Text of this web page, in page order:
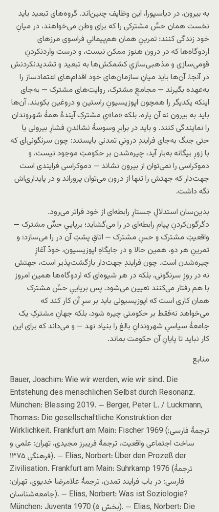
به بیرون، در دیاسپورا، این وظایف چنین‌اند. گروه‌های تبعید باید
نخست همان حسِّ مشترکی را که برای وطن می‌خواهند، در میانِ
خود زندگی کنند: تمرینِ همان هم‌پیمانیِ فراسوی مرزهای
اردوگاه‌ها که در درون هنوز ممکن نیست، و درست وارد‌نکردنِ
قومی‌سازی و مذهبی‌سازیِ کشمکش‌ها به تبعید و تشدید‌نکردنش
در آنجا. آن‌ها باید میانِ سازمان‌های خود اقدام‌های اعتمادساز را
به‌عهده بگیرند — مجامعِ مشترک، روایت‌های مشترک — به‌جای
اینکه یکدیگر را همچون اپوزیسیونِ راستین و دروغین بکوبند. آن‌ها
باید به بیرون نه آن پاره، بلکه «ما»یِ مشترکِ آیندهٔ همهٔ شهروندان
را نمایندگی کنند. و باید در برابرِ وسوسهٔ نشاندنِ فشارِ بیرونی یا
حتی جنگ به‌جای فرایندِ درونیِ تمدنی بایستند: چون سرنگونی‌ای که
با زورِ بیگانه به‌بار آید، چیره‌شدن بر حکومتِ موجود نیست، و
دموکراسی را نمی‌توان از بیرون نشاند — دموکراسی فرایندی است
جهت‌دار که جهتش را تنها از درون می‌توان پروراند و در پایداری‌اش
نگه داشت.
بدین‌سان استدلالِ جستارِ رابطه‌ای از خود فراتر می‌رود.
دگرگون‌کردنِ پیامِ رابطه‌ای در را می‌گشاید؛ برپاییِ حسِّ مشترک —
واقعیتِ مشترک و حسِ مشترک — اتاقِ پشتِ آن در را می‌سازد؛ و
تمرینِ هر دو، همین حالا و در جایگاهِ اپوزیسیون، خودْ آغازِ
چیره‌شدن است. چون فرایندِ جهت‌دار بازگشت‌پذیر است، جهتش
نه در روزِ سرنگونی، بلکه در هر شیوه‌ای که اردوگاه‌ها همین امروز
با هم رفتار می‌کنند تعیین می‌شود. پس برپاییِ حسِّ مشترک
همان کاری است که اپوزیسیونی باید بر سرِ آن کار کند که
می‌خواهد نه‌فقط بر حکومتی چیره شود، بلکه جهانِ مشترکِ یک
جامعهٔ سیاسیِ شهروندانِ بالغ را بنیاد نهد — و می‌داند که برای این
کار نباید تا پایانِ آن حکومت بماند.
منابع
Bauer, Joachim: Wie wir werden, wie wir sind. Die
Entstehung des menschlichen Selbst durch Resonanz.
München: Blessing 2019. — Berger, Peter L. / Luckmann,
Thomas: Die gesellschaftliche Konstruktion der
Wirklichkeit. Frankfurt am Main: Fischer 1969 (ترجمهٔ فارسی:
ساخت اجتماعی واقعیت، ترجمهٔ فریبرز مجیدی، تهران: علمی و
فرهنگی ۱۳۷۵). — Elias, Norbert: Über den Prozeß der
Zivilisation. Frankfurt am Main: Suhrkamp 1976 (ترجمهٔ
فارسی: در باب فرایند تمدن، ترجمهٔ غلامرضا خدیوی، تهران:
جامعه‌شناسان). — Elias, Norbert: Was ist Soziologie?
München: Juventa 1970 (بخشِ ۵). — Elias, Norbert: Die